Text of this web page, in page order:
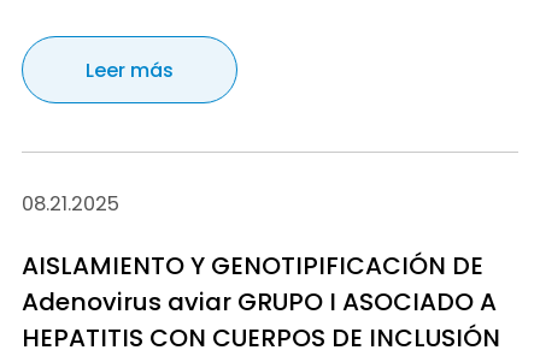
Leer más
08.21.2025
AISLAMIENTO Y GENOTIPIFICACIÓN DE
Adenovirus aviar GRUPO I ASOCIADO A
HEPATITIS CON CUERPOS DE INCLUSIÓN